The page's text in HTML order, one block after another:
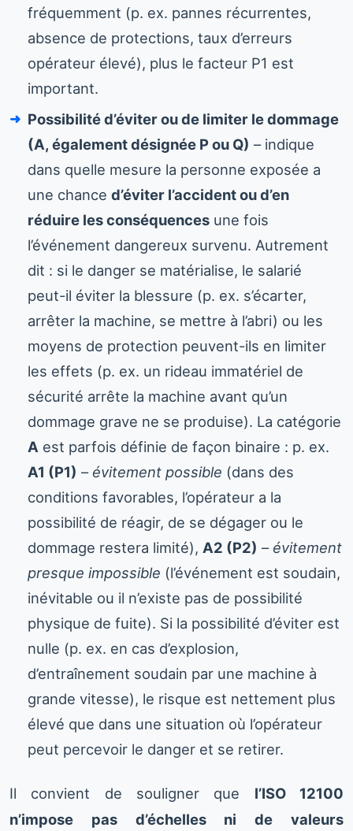
fréquemment (p. ex. pannes récurrentes,
absence de protections, taux d’erreurs
opérateur élevé), plus le facteur P1 est
important.
Possibilité d’éviter ou de limiter le dommage
(A, également désignée P ou Q) – indique
dans quelle mesure la personne exposée a
une chanced’éviter l’accident ou d’en
réduire les conséquences une fois
l’événement dangereux survenu. Autrement
dit : si le danger se matérialise, le salarié
peut-il éviter la blessure (p. ex. s’écarter,
arrêter la machine, se mettre à l’abri) ou les
moyens de protection peuvent-ils en limiter
les effets (p. ex. un rideau immatériel de
sécurité arrête la machine avant qu’un
dommage grave ne se produise). La catégorie
A est parfois définie de façon binaire : p. ex.
A1 (P1) – évitement possible (dans des
conditions favorables, l’opérateur a la
possibilité de réagir, de se dégager ou le
dommage restera limité), A2 (P2) – évitement
presque impossible (l’événement est soudain,
inévitable ou il n’existe pas de possibilité
physique de fuite). Si la possibilité d’éviter est
nulle (p. ex. en cas d’explosion,
d’entraînement soudain par une machine à
grande vitesse), le risque est nettement plus
élevé que dans une situation où l’opérateur
peut percevoir le danger et se retirer.
Il convient de souligner que l’ISO 12100
n’impose pas d’échelles ni de valeurs